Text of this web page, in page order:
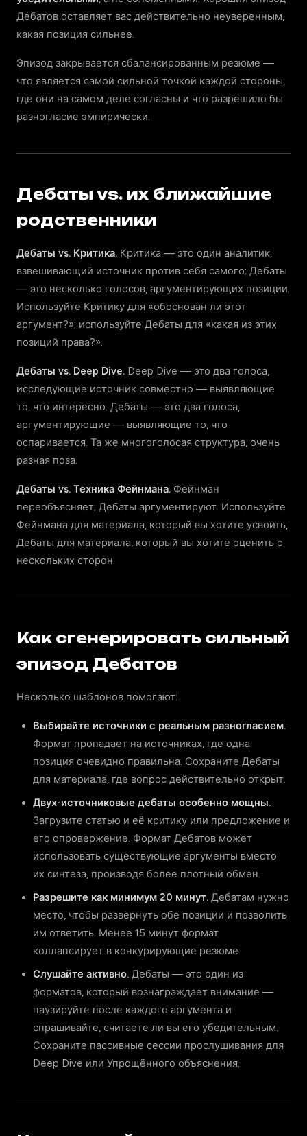
Дебатов оставляет вас действительно неуверенным,
какая позиция сильнее.
Эпизод закрывается сбалансированным резюме —
что является самой сильной точкой каждой стороны,
где они на самом деле согласны и что разрешило бы
разногласие эмпирически.
Дебаты vs. их ближайшие
родственники
Дебаты vs. Критика. Критика — это один аналитик,
взвешивающий источник против себя самого; Дебаты
— это несколько голосов, аргументирующих позиции.
Используйте Критику для «обоснован ли этот
аргумент?»; используйте Дебаты для «какая из этих
позиций права?».
Дебаты vs. Deep Dive. Deep Dive — это два голоса,
исследующие источник совместно — выявляющие
то, что интересно. Дебаты — это два голоса,
аргументирующие — выявляющие то, что
оспаривается. Та же многоголосая структура, очень
разная поза.
Дебаты vs. Техника Фейнмана. Фейнман
переобъясняет; Дебаты аргументируют. Используйте
Фейнмана для материала, который вы хотите усвоить,
Дебаты для материала, который вы хотите оценить с
нескольких сторон.
Как сгенерировать сильный
эпизод Дебатов
Несколько шаблонов помогают:
Выбирайте источники с реальным разногласием.
Формат пропадает на источниках, где одна
позиция очевидно правильна. Сохраните Дебаты
для материала, где вопрос действительно открыт.
Двух-источниковые дебаты особенно мощны.
Загрузите статью и её критику или предложение и
его опровержение. Формат Дебатов может
использовать существующие аргументы вместо
их синтеза, производя более плотный обмен.
Разрешите как минимум 20 минут. Дебатам нужно
место, чтобы развернуть обе позиции и позволить
им ответить. Менее 15 минут формат
коллапсирует в конкурирующие резюме.
Слушайте активно. Дебаты — это один из
форматов, который вознаграждает внимание —
паузируйте после каждого аргумента и
спрашивайте, считаете ли вы его убедительным.
Сохраните пассивные сессии прослушивания для
Deep Dive или Упрощённого объяснения.